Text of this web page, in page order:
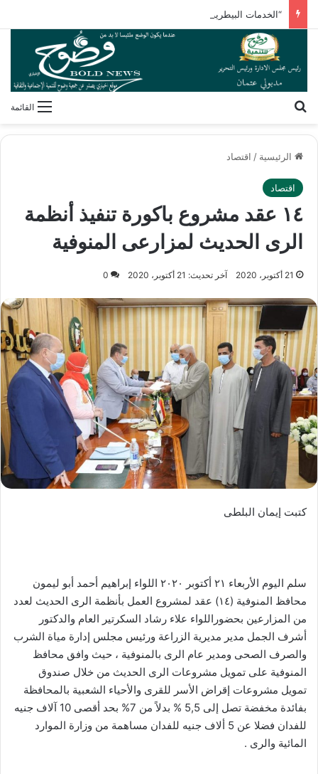
“الخدمات البيطرية” تنظم برنامجًا تدريبيًا لأنظمة سلامة الغذاء
القائمة
الرئيسية / اقتصاد
اقتصاد
١٤ عقد مشروع باكورة تنفيذ أنظمة
الرى الحديث لمزارعى المنوفية
21 أكتوبر، 2020 آخر تحديث: 21 أكتوبر، 2020 0
كتبت إيمان البلطى
سلم اليوم الأربعاء ٢١ أكتوبر ٢٠٢٠ اللواء إبراهيم أحمد أبو ليمون
محافظ المنوفية (١٤) عقد لمشروع العمل بأنظمة الرى الحديث لعدد
من المزارعين بحضوراللواء علاء رشاد السكرتير العام والدكتور
أشرف الجمل مدير مديرية الزراعة ورئيس مجلس إدارة مياة الشرب
والصرف الصحى ومدير عام الرى بالمنوفية ، حيث وافق محافظ
المنوفية على تمويل مشروعات الرى الحديث من خلال صندوق
تمويل مشروعات إقراض الأسر للقرى والأحياء الشعبية بالمحافظة
بفائدة مخفضة تصل إلى 5,5 % بدلاً من 7% بحد أقصى 10 آلاف جنيه
للفدان فضلا عن 5 ألاف جنيه للفدان مساهمة من وزارة الموارد
المائية والرى .